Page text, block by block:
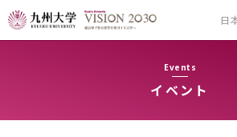
日
Events
イベント